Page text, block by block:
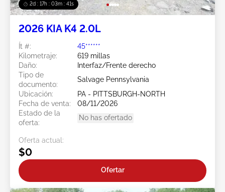
2d : 17h : 03m : 38s
2026 KIA K4 2.0L
Ít #:
45******
Kilometraje:
619 millas
Daño:
Interfaz/Frente derecho
Tipo de
documento:
Salvage Pennsylvania
Ubicación:
PA - PITTSBURGH-NORTH
Fecha de venta:
08/11/2026
Estado de la
oferta:
No has ofertado
Oferta actual:
$0
Ofertar